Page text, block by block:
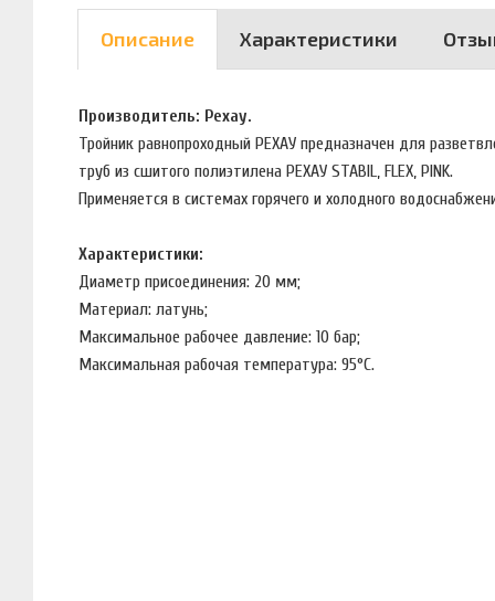
Описание Характеристики
Производитель: Рехау.
Тройник равнопроходный РЕХАУ предназначен для
труб из сшитого полиэтилена РЕХАУ STABIL, FLEX, PINK.
Применяется в системах горячего и холодного
Характеристики:
Диаметр присоединения: 20 мм;
Материал: латунь;
Максимальное рабочее давление: 10 бар;
Максимальная рабочая температура: 95°С.